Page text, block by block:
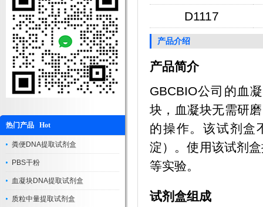
热门产品 Hot
粪便DNA提取试剂盒
PBS干粉
血凝块DNA提取试剂盒
质粒中量提取试剂盒
D1117
产品介绍
产品简介
GBCBIO公司的血
块，血凝块无需研
的操作。该试剂盒
淀）。使用该试剂
等实验。
试剂盒组成